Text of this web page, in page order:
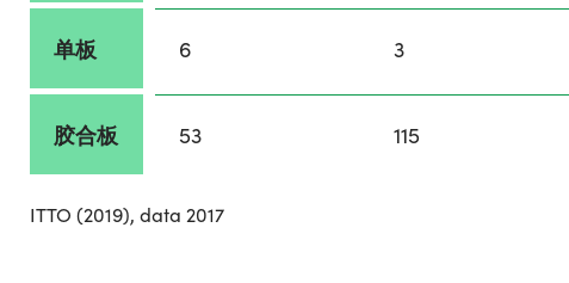
单板 6 3
胶合板 53 115
ITTO (2019), data 2017